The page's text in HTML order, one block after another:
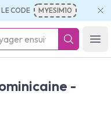
LE CODE MYESIM10
-